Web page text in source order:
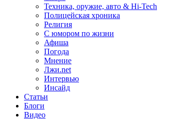
Техника, оружие, авто & Hi-Tech
Полицейская хроника
Религия
С юмором по жизни
Афиша
Погода
Мнение
Лжи.net
Интервью
Инсайд
Статьи
Блоги
Видео